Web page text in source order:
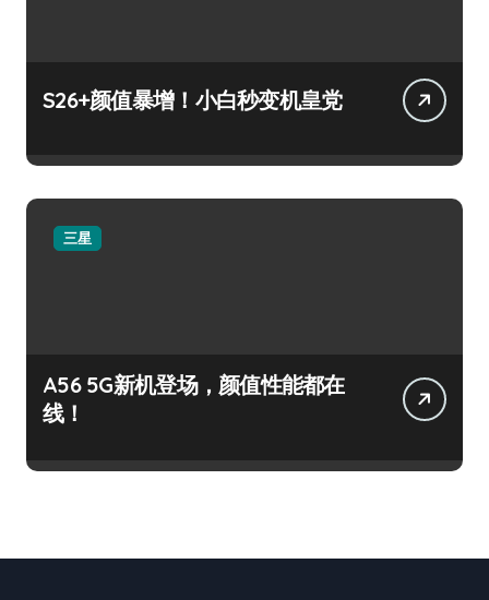
S26+颜值暴增！小白秒变机皇党
三星
A56 5G新机登场，颜值性能都在
线！